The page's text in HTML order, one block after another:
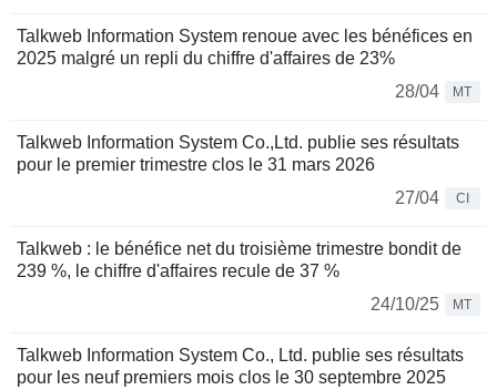
Talkweb Information System renoue avec les bénéfices en
2025 malgré un repli du chiffre d'affaires de 23%
28/04
MT
Talkweb Information System Co.,Ltd. publie ses résultats
pour le premier trimestre clos le 31 mars 2026
27/04
CI
Talkweb : le bénéfice net du troisième trimestre bondit de
239 %, le chiffre d'affaires recule de 37 %
24/10/25
MT
Talkweb Information System Co., Ltd. publie ses résultats
pour les neuf premiers mois clos le 30 septembre 2025